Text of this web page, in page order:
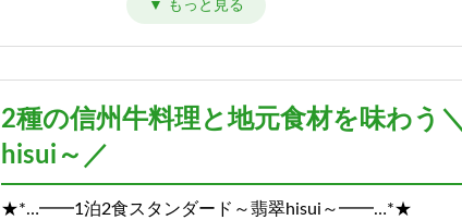
2種の信州牛料理と地元食材を味わう
hisui～／
★*…━━1泊2食スタンダード～翡翠hisui～━━…*★